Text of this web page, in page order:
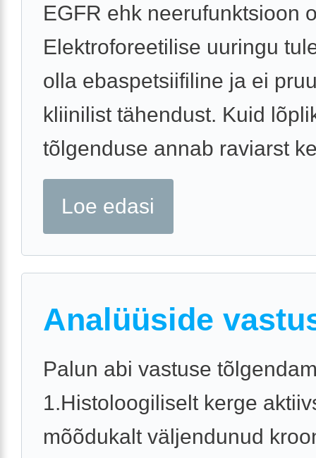
EGFR ehk neerufunktsioon
Elektroforeetilise uuringu
olla ebaspetsiifiline ja ei
kliinilist tähendust. Kuid
tõlgenduse annab raviarst
Loe edasi
Analüüside
Palun abi vastuse
1.Histoloogiliselt kerge
mõõdukalt väljendunud